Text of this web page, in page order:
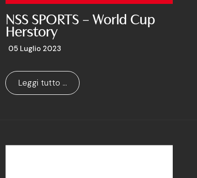
NSS SPORTS – World Cup
Herstory
05 Luglio 2023
Leggi tutto …